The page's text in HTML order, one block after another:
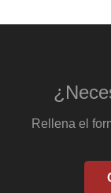
Rellena el